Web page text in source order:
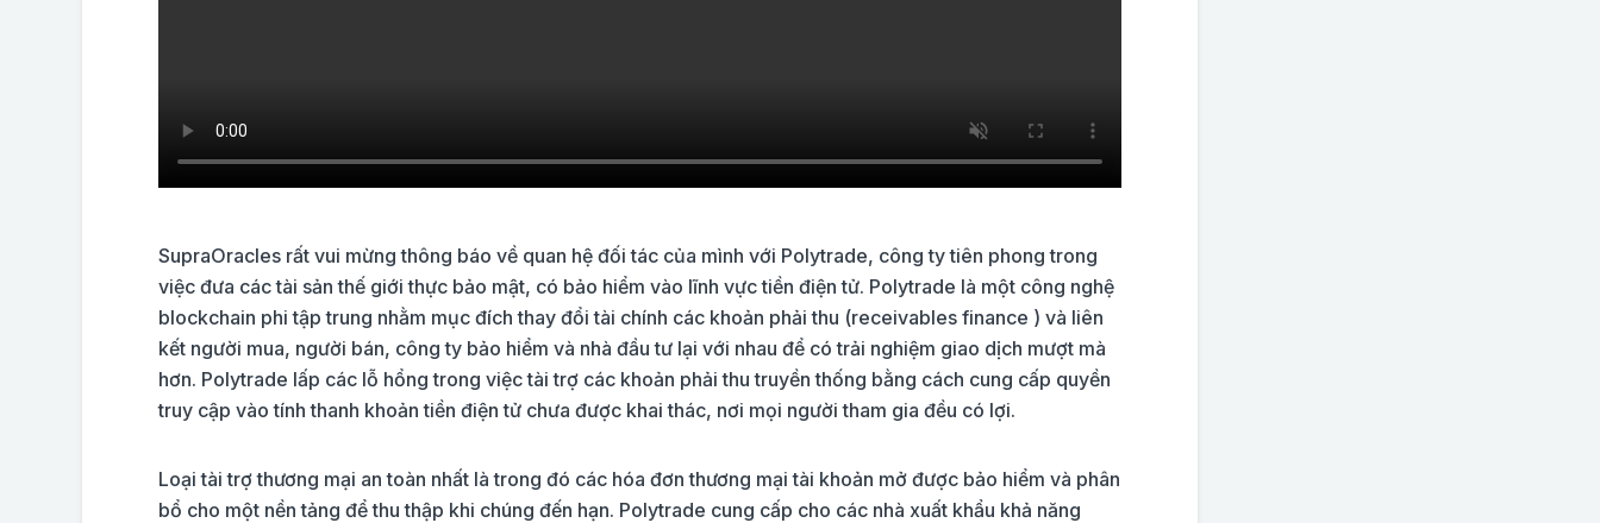
SupraOracles rất vui mừng thông báo về quan hệ đối tác của mình với Polytrade, công ty tiên phong trong
việc đưa các tài sản thế giới thực bảo mật, có bảo hiểm vào lĩnh vực tiền điện tử. Polytrade là một công nghệ
blockchain phi tập trung nhằm mục đích thay đổi tài chính các khoản phải thu (receivables finance ) và liên
kết người mua, người bán, công ty bảo hiểm và nhà đầu tư lại với nhau để có trải nghiệm giao dịch mượt mà
hơn. Polytrade lấp các lỗ hổng trong việc tài trợ các khoản phải thu truyền thống bằng cách cung cấp quyền
truy cập vào tính thanh khoản tiền điện tử chưa được khai thác, nơi mọi người tham gia đều có lợi.
Loại tài trợ thương mại an toàn nhất là trong đó các hóa đơn thương mại tài khoản mở được bảo hiểm và phân
bổ cho một nền tảng để thu thập khi chúng đến hạn. Polytrade cung cấp cho các nhà xuất khẩu khả năng